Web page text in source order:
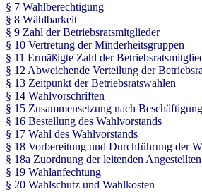
§ 7 Wahlberechtigung
§ 8 Wählbarkeit
§ 9 Zahl der Betriebsratsmitglieder
§ 10 Vertretung der Minderheitsgruppen
§ 11 Ermäßigte Zahl der
§ 12 Abweichende Verteilung der
§ 13 Zeitpunkt der Betriebsratswahlen
§ 14 Wahlvorschriften
§ 15 Zusammensetzung nach
§ 16 Bestellung des Wahlvorstands
§ 17 Wahl des Wahlvorstands
§ 18 Vorbereitung und Durchführung der
§ 18a Zuordnung der leitenden
§ 19 Wahlanfechtung
§ 20 Wahlschutz und Wahlkosten